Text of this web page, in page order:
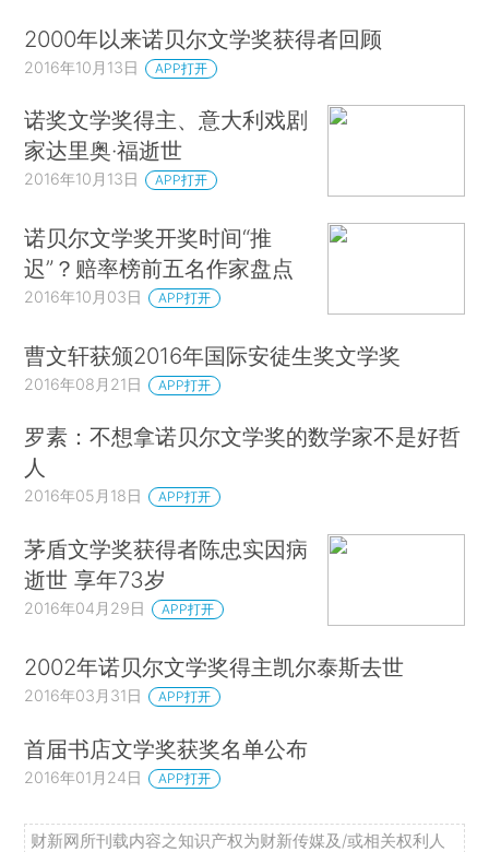
2000年以来诺贝尔文学奖获得者回顾
2016年10月13日 APP打开
诺奖文学奖得主、意大利戏剧
家达里奥·福逝世
2016年10月13日 APP打开
诺贝尔文学奖开奖时间“推
迟”？赔率榜前五名作家盘点
2016年10月03日 APP打开
曹文轩获颁2016年国际安徒生奖文学奖
2016年08月21日 APP打开
罗素：不想拿诺贝尔文学奖的数学家不是好哲
人
2016年05月18日 APP打开
茅盾文学奖获得者陈忠实因病
逝世 享年73岁
2016年04月29日 APP打开
2002年诺贝尔文学奖得主凯尔泰斯去世
2016年03月31日 APP打开
首届书店文学奖获奖名单公布
2016年01月24日 APP打开
财新网所刊载内容之知识产权为财新传媒及/或相关权利人